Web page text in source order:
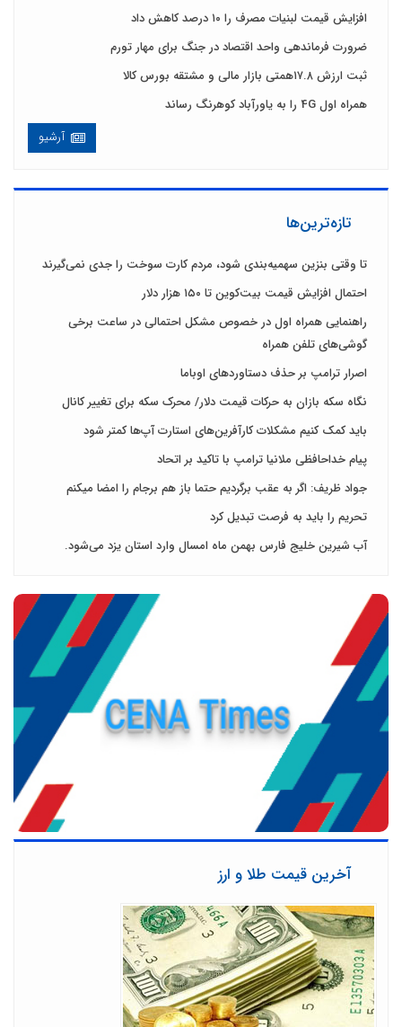
افزایش قیمت لبنیات مصرف را ۱۰ درصد کاهش داد
ضرورت فرماندهی واحد اقتصاد در جنگ برای مهار تورم
ثبت ارزش ۱۷.۸همتی بازار مالی و مشتقه بورس کالا
همراه اول 4G را به یاورآباد کوهرنگ رساند
آرشیو
تازه‌ترین‌ها
تا وقتی بنزین سهمیه‌بندی شود، مردم کارت سوخت را جدی نمی‌گیرند
احتمال افزایش قیمت بیت‌کوین تا ۱۵۰ هزار دلار
راهنمایی همراه اول در خصوص مشکل احتمالی در ساعت برخی
گوشی‌های تلفن همراه‌
اصرار ترامپ بر حذف دستاوردهای اوباما
نگاه سکه بازان به حرکات قیمت دلار/ محرک سکه برای تغییر کانال
باید کمک کنیم مشکلات کارآفرین‌های استارت آپ‌ها کمتر شود
پیام خداحافظی ملانیا ترامپ با تاکید بر اتحاد
جواد ظریف: اگر به عقب برگردیم حتما باز هم برجام را امضا میکنم
تحریم را باید به فرصت تبدیل کرد
آب شیرین خلیج فارس بهمن ماه امسال وارد استان یزد می‌شود.
آخرین قیمت طلا و ارز